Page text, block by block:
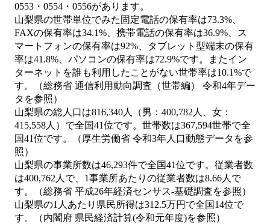
0553・0554・0556があります。
山梨県の世帯単位でみた固定電話の保有率は73.3%、
FAXの保有率は34.1%、携帯電話の保有率は36.9%、ス
マートフォンの保有率は92%、タブレット型端末の保有
率は41.8%、パソコンの保有率は72.9%です。またイン
ターネットを誰も利用したことがない世帯率は10.1%で
す。（総務省 通信利用動向調査（世帯編） 令和4年デー
タを参照）
山梨県の総人口は816,340人（男：400,782人、女：
415,558人）で全国41位です。世帯数は367,594世帯で全
国41位です。（厚生労働省 令和3年人口動態データを参
照）
山梨県の事業所数は46,293件で全国41位です。従業者数
は400,762人で、1事業所あたりの従業者数は8.66人で
す。（総務省 平成26年経済センサス‐基礎調査を参照）
山梨県の1人あたり県民所得は312.5万円で全国14位で
す。（内閣府 県民経済計算(令和元年度)を参照）